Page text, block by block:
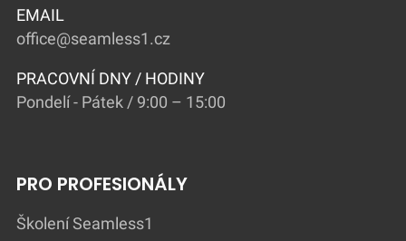
EMAIL
office@seamless1.cz
PRACOVNÍ DNY / HODINY
Pondelí - Pátek / 9:00 – 15:00
PRO PROFESIONÁLY
Školení Seamless1